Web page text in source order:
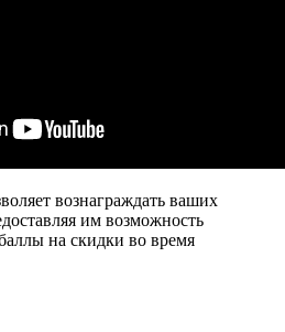
вознаграждать ваших
им возможность
на скидки во время